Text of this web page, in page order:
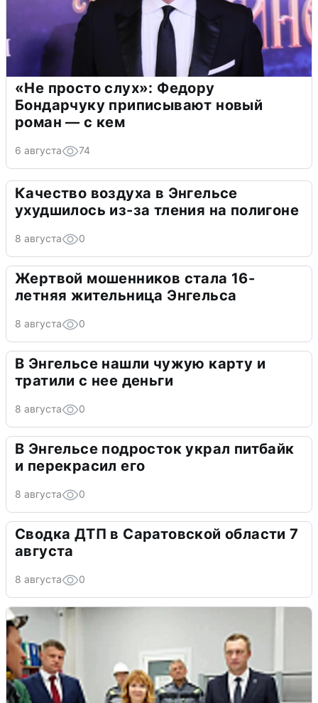
«Не просто слух»: Федору
Бондарчуку приписывают новый
роман — с кем
6 августа 74
Качество воздуха в Энгельсе
ухудшилось из-за тления на полигоне
8 августа 0
Жертвой мошенников стала 16-
летняя жительница Энгельса
8 августа 0
В Энгельсе нашли чужую карту и
тратили с нее деньги
8 августа 0
В Энгельсе подросток украл питбайк
и перекрасил его
8 августа 0
Сводка ДТП в Саратовской области 7
августа
8 августа 0